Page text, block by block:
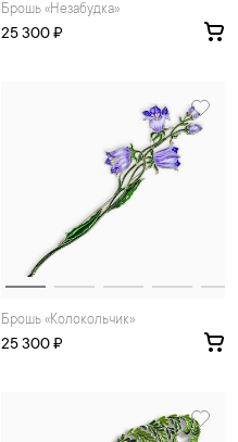
Брошь «Незабудка»
25 300 ₽
Брошь «Колокольчик»
25 300 ₽